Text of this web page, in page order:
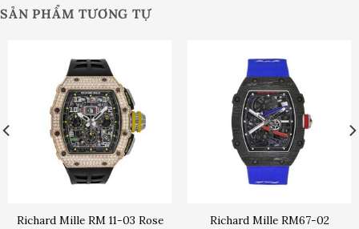
SẢN PHẨM TƯƠNG TỰ
Richard Mille RM 11-03 Rose
Richard Mille RM67-02